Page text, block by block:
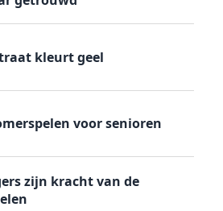
kleurt geel
voor senioren
zijn kracht van de